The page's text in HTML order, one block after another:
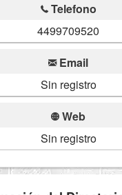
Telefono
4499709520
Email
Sin registro
Web
Sin registro